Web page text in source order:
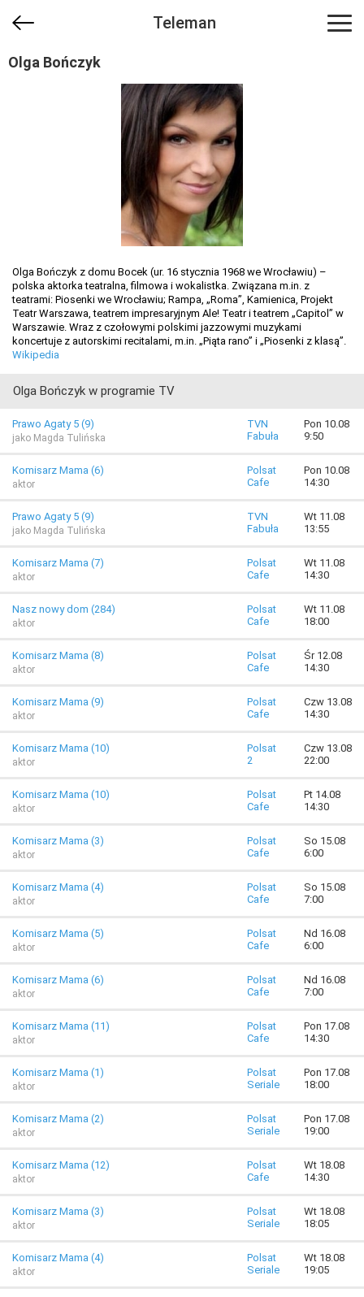
Teleman
Olga Bończyk
Olga Bończyk z domu Bocek (ur. 16 stycznia 1968 we Wrocławiu) –
polska aktorka teatralna, filmowa i wokalistka. Związana m.in. z
teatrami: Piosenki we Wrocławiu; Rampa, „Roma”, Kamienica, Projekt
Teatr Warszawa, teatrem impresaryjnym Ale! Teatr i teatrem „Capitol” w
Warszawie. Wraz z czołowymi polskimi jazzowymi muzykami
koncertuje z autorskimi recitalami, m.in. „Piąta rano” i „Piosenki z klasą”.
Wikipedia
Olga Bończyk w programie TV
Prawo Agaty 5 (9)
jako Magda Tulińska
TVN
Fabuła
Pon 10.08
9:50
Komisarz Mama (6)
aktor
Polsat
Cafe
Pon 10.08
14:30
Prawo Agaty 5 (9)
jako Magda Tulińska
TVN
Fabuła
Wt 11.08
13:55
Komisarz Mama (7)
aktor
Polsat
Cafe
Wt 11.08
14:30
Nasz nowy dom (284)
aktor
Polsat
Cafe
Wt 11.08
18:00
Komisarz Mama (8)
aktor
Polsat
Cafe
Śr 12.08
14:30
Komisarz Mama (9)
aktor
Polsat
Cafe
Czw 13.08
14:30
Komisarz Mama (10)
aktor
Polsat
2
Czw 13.08
22:00
Komisarz Mama (10)
aktor
Polsat
Cafe
Pt 14.08
14:30
Komisarz Mama (3)
aktor
Polsat
Cafe
So 15.08
6:00
Komisarz Mama (4)
aktor
Polsat
Cafe
So 15.08
7:00
Komisarz Mama (5)
aktor
Polsat
Cafe
Nd 16.08
6:00
Komisarz Mama (6)
aktor
Polsat
Cafe
Nd 16.08
7:00
Komisarz Mama (11)
aktor
Polsat
Cafe
Pon 17.08
14:30
Komisarz Mama (1)
aktor
Polsat
Seriale
Pon 17.08
18:00
Komisarz Mama (2)
aktor
Polsat
Seriale
Pon 17.08
19:00
Komisarz Mama (12)
aktor
Polsat
Cafe
Wt 18.08
14:30
Komisarz Mama (3)
aktor
Polsat
Seriale
Wt 18.08
18:05
Komisarz Mama (4)
aktor
Polsat
Seriale
Wt 18.08
19:05